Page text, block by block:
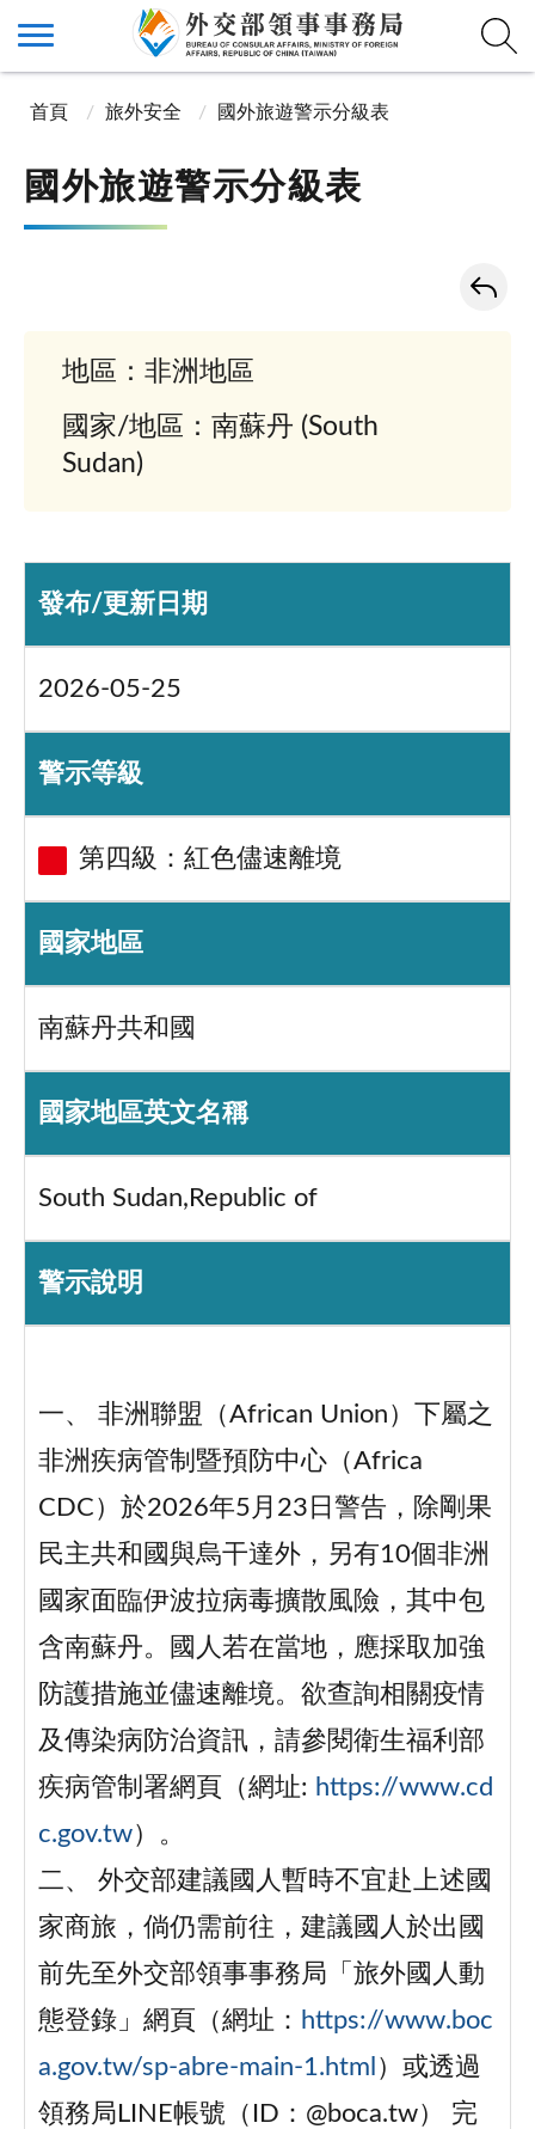
首頁 旅外安全 國外旅遊警示分級表
國外旅遊警示分級表
地區：非洲地區
國家/地區：南蘇丹 (South
Sudan)
發布/更新日期
2026-05-25
警示等級
第四級：紅色儘速離境
國家地區
南蘇丹共和國
國家地區英文名稱
South Sudan,Republic of
警示說明
一、 非洲聯盟（African Union）下屬之
非洲疾病管制暨預防中心（Africa
CDC）於2026年5月23日警告，除剛果
民主共和國與烏干達外，另有10個非洲
國家面臨伊波拉病毒擴散風險，其中包
含南蘇丹。國人若在當地，應採取加強
防護措施並儘速離境。欲查詢相關疫情
及傳染病防治資訊，請參閱衛生福利部
疾病管制署網頁（網址: https://www.cd
c.gov.tw）。
二、 外交部建議國人暫時不宜赴上述國
家商旅，倘仍需前往，建議國人於出國
前先至外交部領事事務局「旅外國人動
態登錄」網頁（網址： https://www.boc
a.gov.tw/sp-abre-main-1.html ）或透過
領務局LINE帳號（ID：@boca.tw） 完